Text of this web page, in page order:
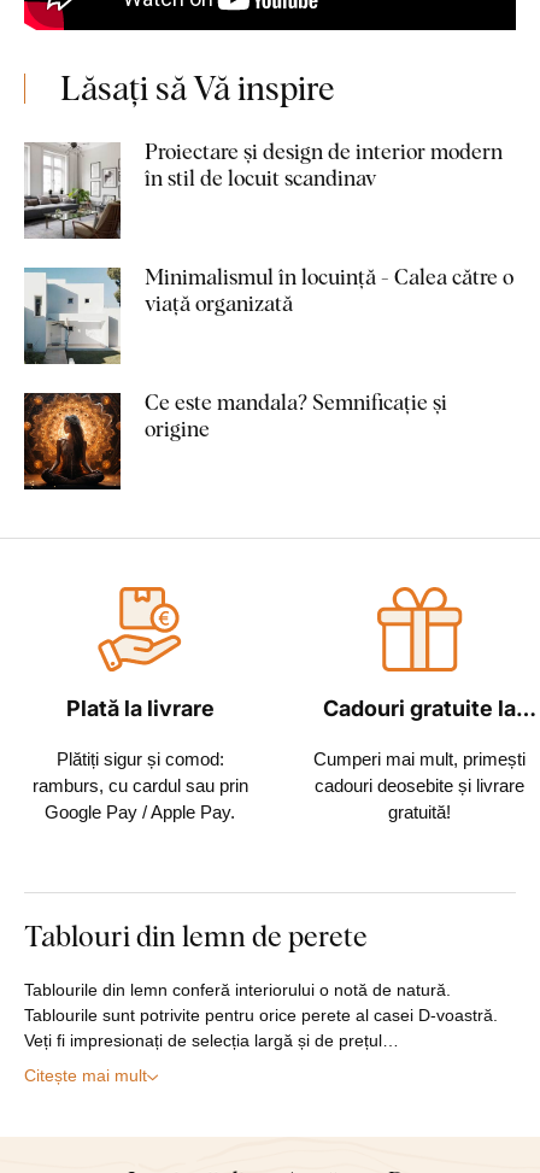
Lăsați să Vă inspire
Proiectare și design de interior modern
în stil de locuit scandinav
Minimalismul în locuință - Calea către o
viață organizată
Ce este mandala? Semnificație și
origine
Plată la livrare
Plătiți sigur și comod:
ramburs, cu cardul sau prin
Google Pay / Apple Pay.
Cadouri gratuite la
Cumperi mai mult, primești
cadouri deosebite și livrare
gratuită!
Tablouri din lemn de perete
Tablourile din lemn conferă interiorului o notă de natură.
Tablourile sunt potrivite pentru orice perete al casei D-voastră.
Veți fi impresionați de selecția largă și de prețul…
Citește mai mult